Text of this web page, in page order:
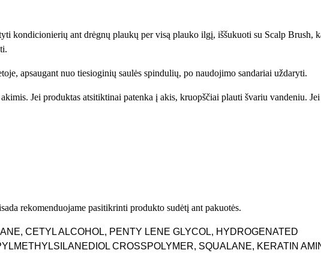
k
k
I
k
kondicionierių ant drėgnų plaukų per visą plauko ilgį, iššukuoti su Scalp Brush,
apsaugant nuo tiesioginių saulės spindulių, po naudojimo sandariai uždaryti.
Jei produktas atsitiktinai patenka į akis, kruopščiai plauti švariu vandeniu.
rekomenduojame pasitikrinti produkto sudėtį ant pakuotės.
CETYL ALCOHOL, PENTY LENE GLYCOL, HYDROGENATED
CROSSPOLYMER, SQUALANE, KERATIN